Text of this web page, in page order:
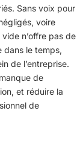
Sans voix pour
voire
n’offre pas de
dans le temps,
de l’entreprise.
de
et réduire la
de